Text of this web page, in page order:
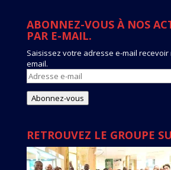
ABONNEZ-VOUS À NOS
PAR E-MAIL.
Saisissez votre adresse e-mail
email.
Adresse
e-
mail
Abonnez-vous
RETROUVEZ LE GROUPE